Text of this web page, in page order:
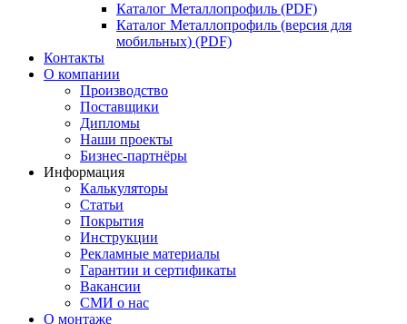
Каталог Металлопрофиль (PDF)
Каталог Металлопрофиль (версия для
мобильных) (PDF)
Контакты
О компании
Производство
Поставщики
Дипломы
Наши проекты
Бизнес-партнёры
Информация
Калькуляторы
Статьи
Покрытия
Инструкции
Рекламные материалы
Гарантии и сертификаты
Вакансии
СМИ о нас
О монтаже